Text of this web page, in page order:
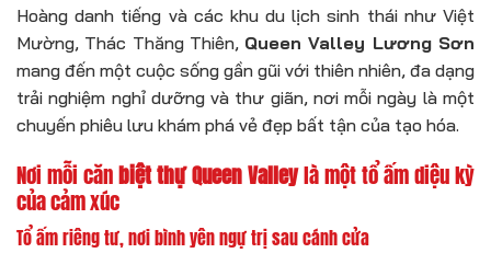
Hoàng danh tiếng và các khu du lịch sinh thái như Việt
Mường, Thác Thăng Thiên, Queen Valley Lương Sơn
mang đến một cuộc sống gần gũi với thiên nhiên, đa dạng
trải nghiệm nghỉ dưỡng và thư giãn, nơi mỗi ngày là một
chuyến phiêu lưu khám phá vẻ đẹp bất tận của tạo hóa.
Nơi mỗi cănbiệt thự Queen Valleylà một tổ ấm diệu kỳ
của cảm xúc
Tổ ấm riêng tư, nơi bình yên ngự trị sau cánh cửa